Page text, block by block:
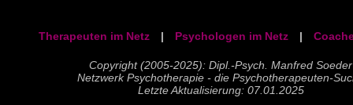
Therapeuten im Netz | Psychologen im Netz |
Copyright (2005-2025): Dipl.-Psych. Manfred Soeder
Netzwerk Psychotherapie - die Psychotherapeuten-
Letzte Aktualisierung: 07.01.2025